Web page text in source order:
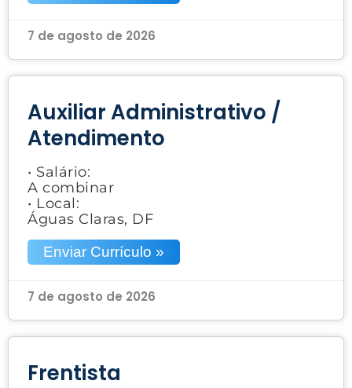
7 de agosto de 2026
Auxiliar Administrativo /
Atendimento
• Salário:
A combinar
• Local:
Águas Claras, DF
Enviar Currículo »
7 de agosto de 2026
Frentista